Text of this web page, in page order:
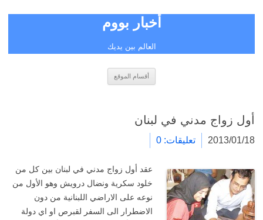
أخبار بووم
العالم بين يديك
أقسام الموقع
أول زواج مدني في لبنان
2013/01/18 تعليقات: 0
عقد أول زواج مدني في لبنان بين كل من
خلود سكرية ونضال درويش وهو الأول من
نوعه على الاراضي اللبنانية من دون
الاضطرار الى السفر لقبرص او اي دولة